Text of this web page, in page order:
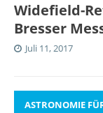
Widefield-
Bresser
Juli 11, 2017
ASTRONOMIE